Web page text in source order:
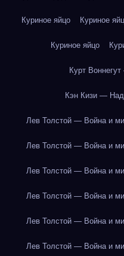
Куриное яйцо Куриное
Куриное яйцо
Курт
Кэн Кизи —
Лев Толстой — Война и
Лев Толстой — Война и
Лев Толстой — Война и
Лев Толстой — Война и
Лев Толстой — Война и
Лев Толстой — Война и